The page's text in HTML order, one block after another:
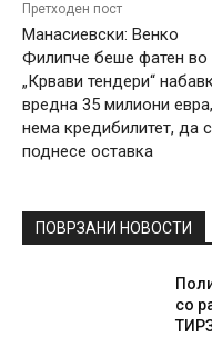
Претходен пост
Манасиевски: Венко
Филипче беше фатен во
„Крвави тендери“
вредна 35 милиони евра,
нема кредибилитет, да
поднесе оставка
ПОВРЗАНИ НОВОСТИ
со